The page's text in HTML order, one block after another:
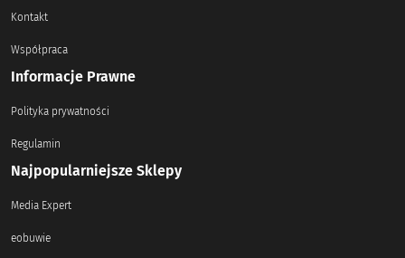
Kontakt
Współpraca
Informacje Prawne
Polityka prywatności
Regulamin
Najpopularniejsze Sklepy
Media Expert
eobuwie